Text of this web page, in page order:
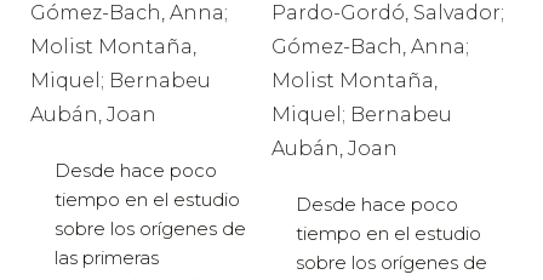
Gómez-Bach, Anna;
Molist Montaña,
Miquel; Bernabeu
Aubán, Joan
Desde hace poco
tiempo en el estudio
sobre los orígenes de
las primeras
Pardo-Gordó, Salvador;
Gómez-Bach, Anna;
Molist Montaña,
Miquel; Bernabeu
Aubán, Joan
Desde hace poco
tiempo en el estudio
sobre los orígenes de